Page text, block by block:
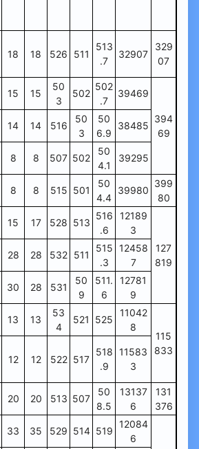
18 18 526 511
513
.7
32907
329
07
15 15
50
3
502
502
.7
39469
394
69
14 14 516
50
3
50
6.9
38485
8 8 507 502
50
4.1
39295
8 8 515 501
50
4.4
39980
399
80
15 17 528 513
516
.6
12189
3
127
819
28 28 532 511
515
.3
12458
7
30 28 531
50
9
511.
6
12781
9
13 13
53
4
521 525
11042
8
115
833
12 12 522 517
518
.9
11583
3
20 20 513 507
50
8.5
13137
6
131
376
33 35 529 514 519
12084
6